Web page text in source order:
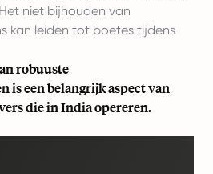
niet bijhouden van
kan leiden tot boetes tijdens
robuuste
is een belangrijk aspect van
die in India opereren.